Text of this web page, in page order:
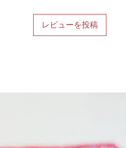
レビューを投稿